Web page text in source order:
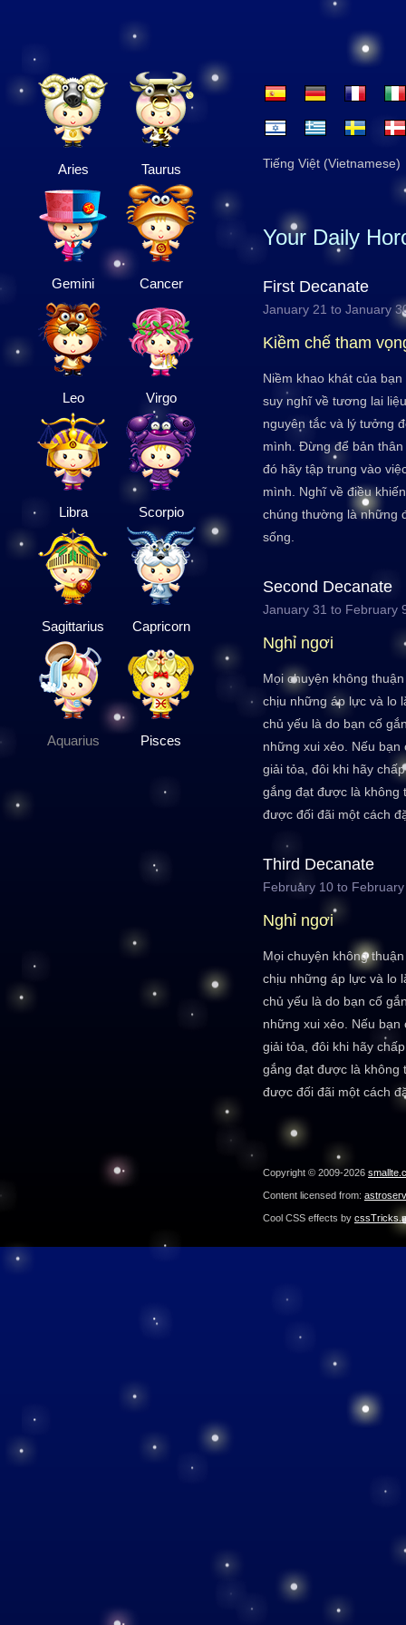
Aries Taurus
Gemini Cancer
Leo Virgo
Libra Scorpio
Sagittarius Capricorn
Aquarius Pisces
Tiếng Việt (Vietnamese)
Your Daily
First Decanate
January 21 to January
Kiềm chế tham
Niềm khao khát của
suy nghĩ về tương lai
nguyên tắc và lý tưởng
mình. Đừng để bản
đó hãy tập trung vào
mình. Nghĩ về điều
chúng thường là những
sống.
Second Decanate
January 31 to February
Nghỉ ngơi
Mọi chuyện không
chịu những áp lực và lo
chủ yếu là do bạn cố
những xui xẻo. Nếu
giải tỏa, đôi khi hãy
gắng đạt được là không
được đối đãi một cách
Third Decanate
February 10 to
Nghỉ ngơi
Mọi chuyện không
chịu những áp lực và lo
chủ yếu là do bạn cố
những xui xẻo. Nếu
giải tỏa, đôi khi hãy
gắng đạt được là không
được đối đãi một cách
Copyright © 2009-2026
Content licensed from:
Cool CSS effects by